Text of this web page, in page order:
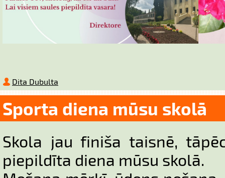
Dita Dubulta
Sporta diena mūsu skolā
Skola jau finiša taisnē,
piepildīta diena mūsu skolā.